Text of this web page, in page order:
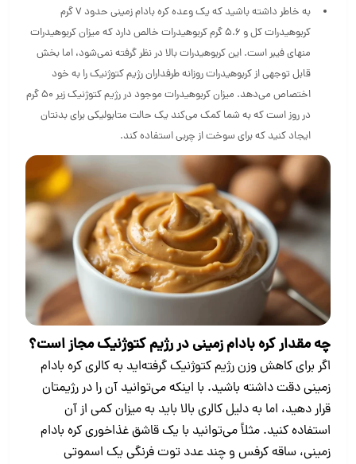
به خاطر داشته باشید که یک وعده کره بادام زمینی حدود ۷ گرم
کربوهیدرات کل و ۵.۶ گرم کربوهیدرات خالص دارد که میزان کربوهیدرات
منهای فیبر است. این کربوهیدرات بالا در نظر گرفته نمی‌شود، اما بخش
قابل توجهی از کربوهیدرات روزانه طرفداران رژیم کتوژنیک را به خود
اختصاص می‌دهد. میزان کربوهیدرات موجود در رژیم کتوژنیک زیر ۵۰ گرم
در روز است که به شما کمک می‌کند یک حالت متابولیکی برای بدنتان
ایجاد کنید که برای سوخت از چربی استفاده کند.
چه مقدار کره بادام زمینی در رژیم کتوژنیک مجاز است؟
اگر برای کاهش وزن رژیم کتوژنیک گرفته‌اید به کالری کره بادام
زمینی دقت داشته باشید. با اینکه می‌توانید آن را در رژیمتان
قرار دهید، اما به دلیل کالری بالا باید به میزان کمی از آن
استفاده کنید. مثلاً می‌توانید با یک قاشق غذاخوری کره بادام
زمینی، ساقه کرفس و چند عدد توت فرنگی یک اسموتی